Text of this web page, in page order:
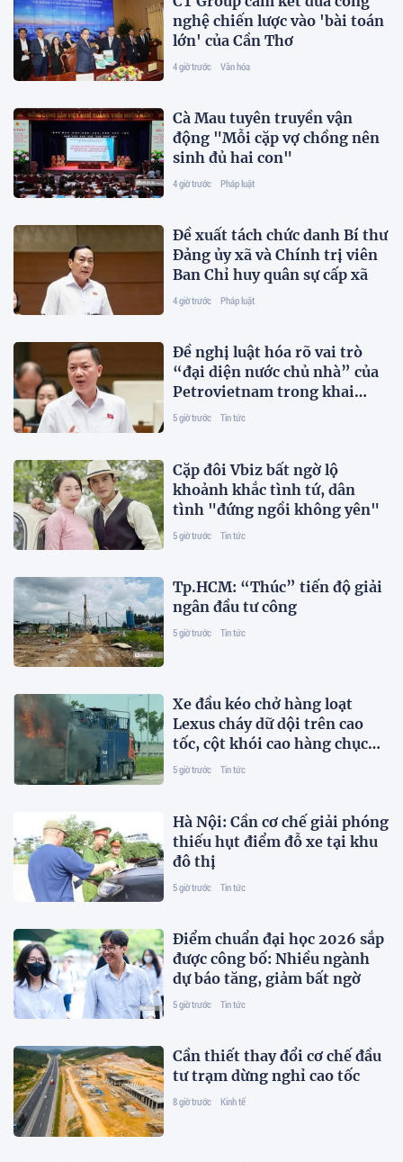
nghệ chiến lược vào 'bài toán
lớn' của Cần Thơ
4 giờ trước Văn hóa
Cà Mau tuyên truyền vận
động "Mỗi cặp vợ chồng nên
sinh đủ hai con"
4 giờ trước Pháp luật
Đề xuất tách chức danh Bí thư
Đảng ủy xã và Chính trị viên
Ban Chỉ huy quân sự cấp xã
4 giờ trước Pháp luật
Đề nghị luật hóa rõ vai trò
“đại diện nước chủ nhà” của
Petrovietnam trong khai
thác dầu khí
5 giờ trước Tin tức
Cặp đôi Vbiz bất ngờ lộ
khoảnh khắc tình tứ, dân
tình "đứng ngồi không yên"
5 giờ trước Tin tức
Tp.HCM: “Thúc” tiến độ giải
ngân đầu tư công
5 giờ trước Tin tức
Xe đầu kéo chở hàng loạt
Lexus cháy dữ dội trên cao
tốc, cột khói cao hàng chục
mét
5 giờ trước Tin tức
Hà Nội: Cần cơ chế giải phóng
thiếu hụt điểm đỗ xe tại khu
đô thị
5 giờ trước Tin tức
Điểm chuẩn đại học 2026 sắp
được công bố: Nhiều ngành
dự báo tăng, giảm bất ngờ
5 giờ trước Tin tức
Cần thiết thay đổi cơ chế đầu
tư trạm dừng nghỉ cao tốc
8 giờ trước Kinh tế